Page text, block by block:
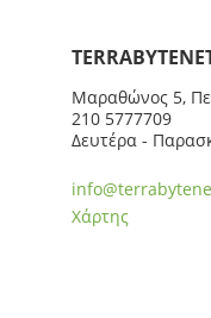
Μαραθώνος 5,
210 5777709
Δευτέρα -
Χάρτης